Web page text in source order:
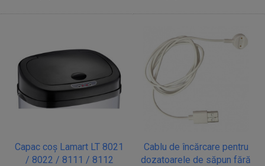
Capac coș Lamart LT 8021
/ 8022 / 8111 / 8112
Cablu de încărcare pentru
dozatoarele de săpun fără